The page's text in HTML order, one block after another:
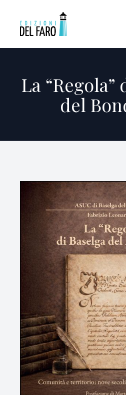
La “Regola”
del